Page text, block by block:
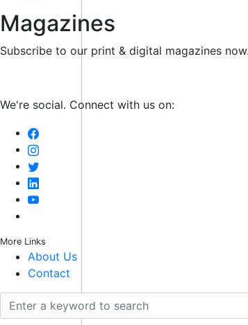
Magazines
Subscribe to our print & digital magazines now.
We're social. Connect with us on:
More Links
About Us
Contact